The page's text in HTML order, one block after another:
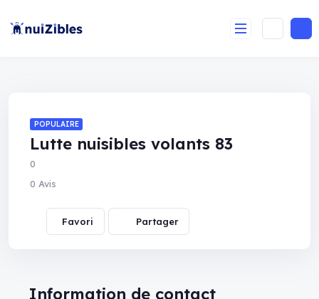
Lutte nuisibles volants 83
POPULAIRE
0
0 Avis
Partager
Information de contact